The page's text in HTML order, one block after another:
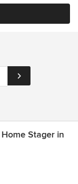
Stager in